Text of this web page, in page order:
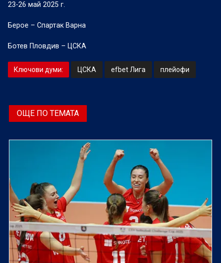
23-26 май 2025 г.
Берое – Спартак Варна
Ботев Пловдив – ЦСКА
Ключови думи: ЦСКА efbet Лига плейофи
ОЩЕ ПО ТЕМАТА